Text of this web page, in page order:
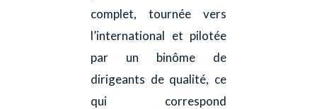
complet, tournée vers
l’international et pilotée
par un binôme de
dirigeants de qualité, ce
qui correspond